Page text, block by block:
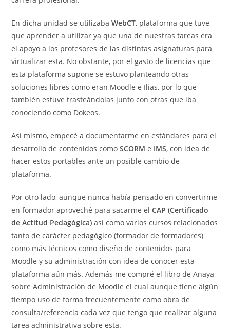
En dicha unidad se utilizabaWebCT, plataforma que tuve
que aprender a utilizar ya que una de nuestras tareas era
el apoyo a los profesores de las distintas asignaturas para
virtualizar esta. No obstante, por el gasto de licencias que
esta plataforma supone se estuvo planteando otras
soluciones libres como eran Moodle e Ilias, por lo que
también estuve trasteándolas junto con otras que iba
conociendo como Dokeos.
Así mismo, empecé a documentarme en estándares para el
desarrollo de contenidos comoSCORM e IMS, con idea de
hacer estos portables ante un posible cambio de
plataforma.
Por otro lado, aunque nunca había pensado en convertirme
en formador aproveché para sacarme elCAP (Certificado
de Actitud Pedagógica) así como varios cursos relacionados
tanto de carácter pedagógico (formador de formadores)
como más técnicos como diseño de contenidos para
Moodle y su administración con idea de conocer esta
plataforma aún más. Además me compré el libro de Anaya
sobre Administración de Moodle el cual aunque tiene algún
tiempo uso de forma frecuentemente como obra de
consulta/referencia cada vez que tengo que realizar alguna
tarea administrativa sobre esta.